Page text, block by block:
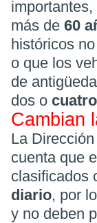
más de 60
históricos
o que los
de
dos o
Cambian
La
cuenta que
clasificados
diario, por
y no deben